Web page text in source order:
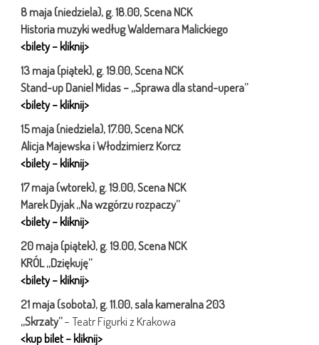
8 maja (niedziela), g. 18.00, Scena NCK
Historia muzyki według Waldemara Malickiego
<bilety – kliknij>
13 maja (piątek), g. 19.00, Scena NCK
Stand-up Daniel Midas – „Sprawa dla stand-upera”
<bilety – kliknij>
15 maja (niedziela), 17.00, Scena NCK
Alicja Majewska i Włodzimierz Korcz
<bilety – kliknij>
17 maja (wtorek), g. 19.00, Scena NCK
Marek Dyjak „Na wzgórzu rozpaczy”
<bilety – kliknij>
20 maja (piątek), g. 19.00, Scena NCK
KRÓL „Dziękuję”
<bilety – kliknij>
21 maja (sobota), g. 11.00, sala kameralna 203
„Skrzaty”– Teatr Figurki z Krakowa
<kup bilet – kliknij>